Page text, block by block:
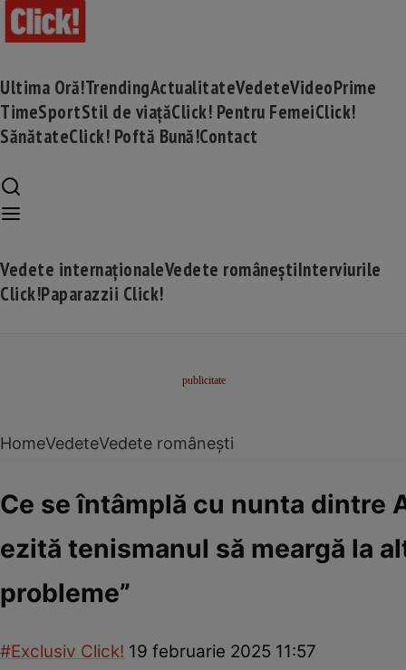
Ultima Oră!TrendingActualitateVedeteVideoPrime
TimeSportStil de viațăClick! Pentru FemeiClick!
SănătateClick! Poftă Bună!Contact
Vedete internaționaleVedete româneștiInterviurile
Click!Paparazzii Click!
HomeVedeteVedete românești
Ce se întâmplă cu nunta dintre
ezită tenismanul să meargă la
probleme”
#Exclusiv Click! 19 februarie 2025 11:57